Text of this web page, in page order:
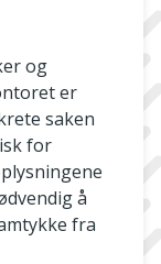
og
er
saken
for
å
fra